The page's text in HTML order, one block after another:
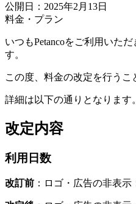
公開日：2025年2月13日
料金・プラン
いつもPetancoをご利用いた
す。
この度、料金の改定を行うこ
詳細は以下の通りとなります。
改定内容
利用日数
改訂前 ：ロゴ・広告の非表示